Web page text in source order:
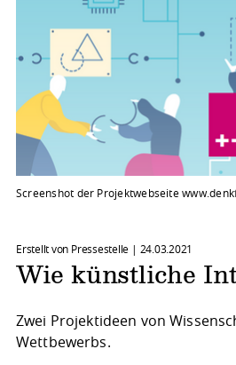
Screenshot der Projektwebseite
Erstellt von Pressestelle | 24.03.2021
Wie künstliche
Zwei Projektideen von
Wettbewerbs.